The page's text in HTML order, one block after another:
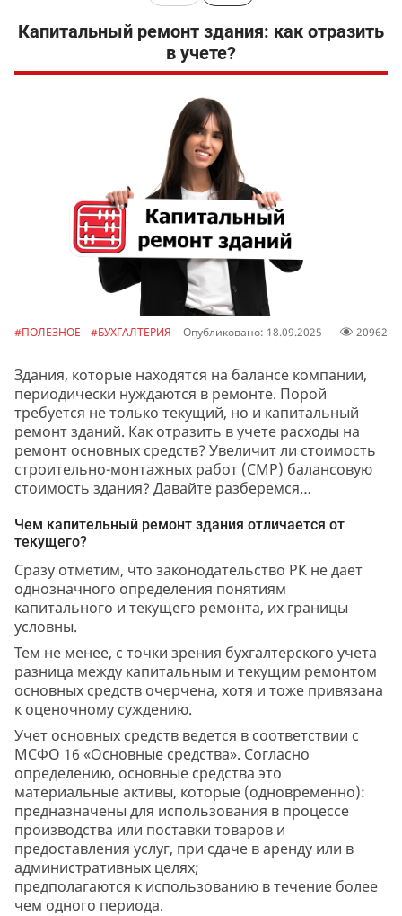
Капитальный ремонт здания: как отразить
в учете?
#ПОЛЕЗНОЕ #БУХГАЛТЕРИЯ Опубликовано: 18.09.2025 20962
Здания, которые находятся на балансе компании,
периодически нуждаются в ремонте. Порой
требуется не только текущий, но и капитальный
ремонт зданий. Как отразить в учете расходы на
ремонт основных средств? Увеличит ли стоимость
строительно-монтажных работ (СМР) балансовую
стоимость здания? Давайте разберемся…
Чем капительный ремонт здания отличается от
текущего?
Сразу отметим, что законодательство РК не дает
однозначного определения понятиям
капитального и текущего ремонта, их границы
условны.
Тем не менее, с точки зрения бухгалтерского учета
разница между капитальным и текущим ремонтом
основных средств очерчена, хотя и тоже привязана
к оценочному суждению.
Учет основных средств ведется в соответствии с
МСФО 16 «Основные средства». Согласно
определению, основные средства это
материальные активы, которые (одновременно):
предназначены для использования в процессе
производства или поставки товаров и
предоставления услуг, при сдаче в аренду или в
административных целях;
предполагаются к использованию в течение более
чем одного периода.